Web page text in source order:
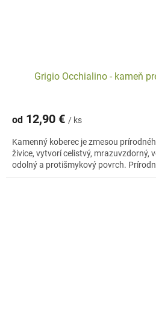
Grigio Occhialino - kameň
od 12,90 € / ks
Kamenný koberec je zmesou
živice, vytvorí celistvý, mrazuvzdorný,
odolný a protišmykový povrch.